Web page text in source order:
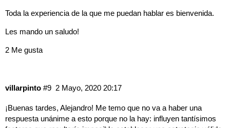
Toda la experiencia de la que me puedan hablar es bienvenida.
Les mando un saludo!
2 Me gusta
villarpinto 2 Mayo, 2020 20:17
#9
¡Buenas tardes, Alejandro! Me temo que no va a haber una
respuesta unánime a esto porque no la hay: influyen tantísimos